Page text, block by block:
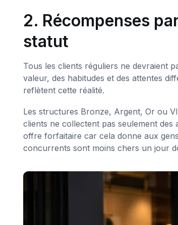
2. Récompenses
statut
Tous les clients réguliers ne devraient
valeur, des habitudes et des attentes
reflètent cette réalité.
Les structures Bronze, Argent, Or ou
clients ne collectent pas seulement
offre forfaitaire car cela donne aux
concurrents sont moins chers un jour